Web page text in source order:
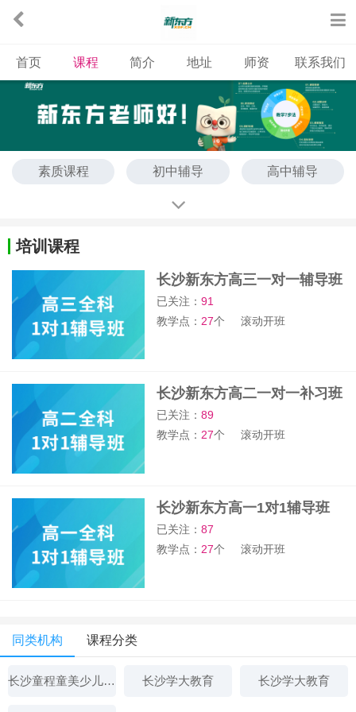
首页 课程 简介 地址 师资 联系我们
素质课程 初中辅导 高中辅导
培训课程
长沙新东方高三一对一辅导班
已关注：91
教学点： 27个 滚动开班
长沙新东方高二一对一补习班
已关注：89
教学点：27个 滚动开班
长沙新东方高一1对1辅导班
已关注：87
教学点：27个 滚动开班
同类机构 课程分类
长沙童程童美少儿编程培训 长沙学大教育 长沙学大教育